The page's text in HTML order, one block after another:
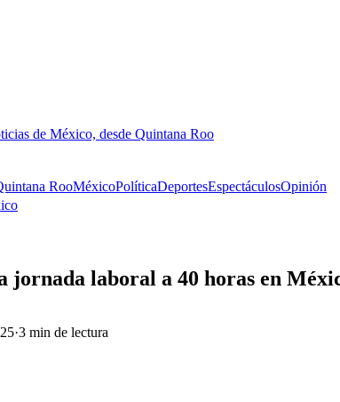
de México, desde Quintana Roo
RooMéxicoPolíticaDeportesEspectáculosOpinión
laboral a 40 horas en
·3 min de lectura